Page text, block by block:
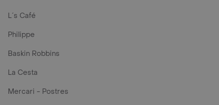
L´s Café
Philippe
Baskin Robbins
La Cesta
Mercari - Postres